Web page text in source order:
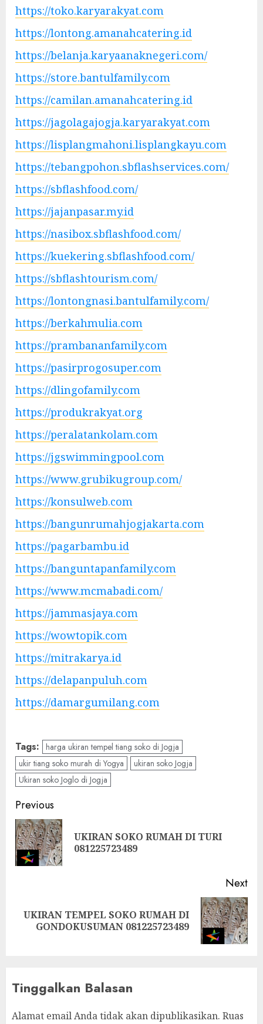
https://toko.karyarakyat.com
https://lontong.amanahcatering.id
https://belanja.karyaanaknegeri.com/
https://store.bantulfamily.com
https://camilan.amanahcatering.id
https://jagolagajogja.karyarakyat.com
https://lisplangmahoni.lisplangkayu.com
https://tebangpohon.sbflashservices.com/
https://sbflashfood.com/
https://jajanpasar.my.id
https://nasibox.sbflashfood.com/
https://kuekering.sbflashfood.com/
https://sbflashtourism.com/
https://lontongnasi.bantulfamily.com/
https://berkahmulia.com
https://prambananfamily.com
https://pasirprogosuper.com
https://dlingofamily.com
https://produkrakyat.org
https://peralatankolam.com
https://jgswimmingpool.com
https://www.grubikugroup.com/
https://konsulweb.com
https://bangunrumahjogjakarta.com
https://pagarbambu.id
https://banguntapanfamily.com
https://www.mcmabadi.com/
https://jammasjaya.com
https://wowtopik.com
https://mitrakarya.id
https://delapanpuluh.com
https://damargumilang.com
Tags: harga ukiran tempel tiang soko di Jogja
ukir tiang soko murah di Yogya
ukiran soko Jogja
Ukiran soko Joglo di Jogja
Previous
UKIRAN SOKO RUMAH DI TURI
081225723489
Next
UKIRAN TEMPEL SOKO RUMAH DI
GONDOKUSUMAN 081225723489
Tinggalkan Balasan
Alamat email Anda tidak akan dipublikasikan. Ruas